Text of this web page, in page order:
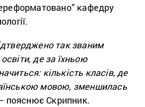
кафедру
так званим
де за їхньою
кількість класів, де
мовою, зменшилась
пояснює Скрипник.